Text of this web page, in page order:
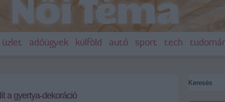
üzlet adóügyek külföld autó sport tech
a gyertya-dekoráció